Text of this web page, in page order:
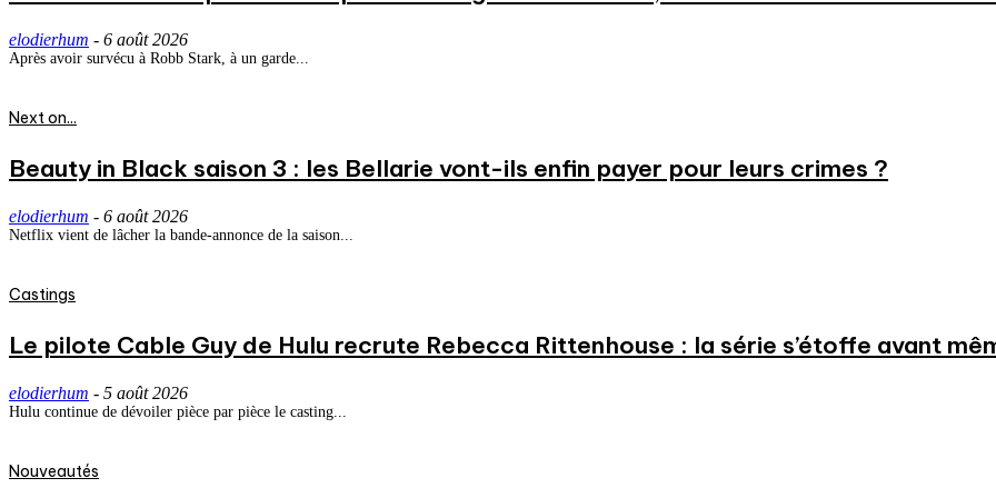
elodierhum - 6 août 2026
Après avoir survécu à Robb Stark, à un garde...
Next on...
Beauty in Black saison 3 : les Bellarie vont-ils enfin payer pour leurs crimes ?
elodierhum - 6 août 2026
Netflix vient de lâcher la bande-annonce de la saison...
Castings
Le pilote Cable Guy de Hulu recrute Rebecca Rittenhouse : la série s’étoffe avant
elodierhum - 5 août 2026
Hulu continue de dévoiler pièce par pièce le casting...
Nouveautés